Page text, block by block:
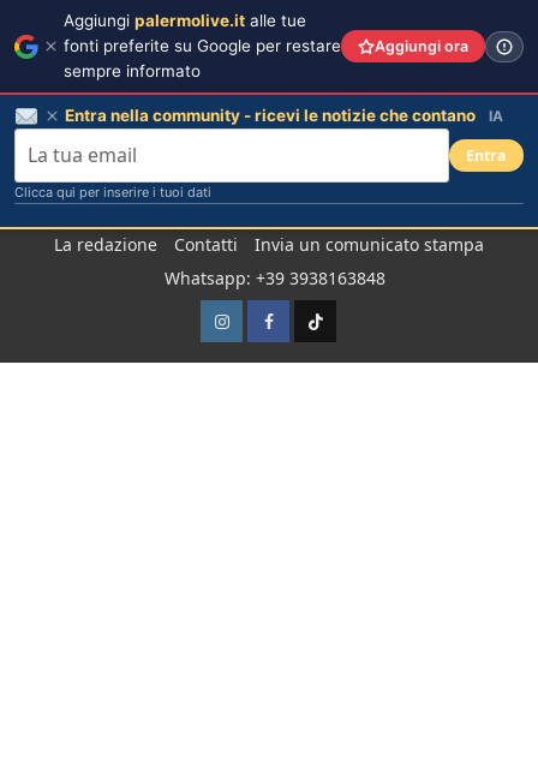
La redazione Contatti
Invia un comunicato stampa
Whatsapp: +39 3938163848
InstagramFacebook
TikTok
Aggiungi palermolive.it alle tue
fonti preferite su Google per restare
sempre informato
Aggiungi ora
Entra nella community - ricevi le notizie che contano IA
Entra
Clicca qui per inserire i tuoi dati